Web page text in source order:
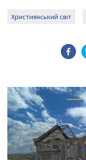
Християнський світ
Previous